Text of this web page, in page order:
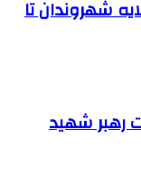
شهروندان تا
رهبر شهید